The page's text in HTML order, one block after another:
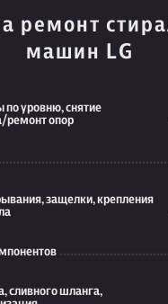
ремонт
машин LG
уровню, снятие
ремонт опор
защелки, крепления
сливного шланга,